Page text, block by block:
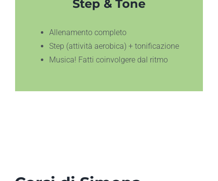
Step & Tone
Allenamento completo
Step (attività aerobica) + tonificazione
Musica! Fatti coinvolgere dal ritmo